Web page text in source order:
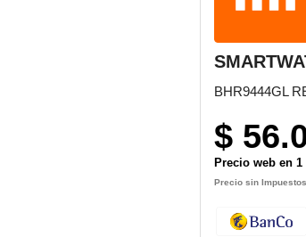
BHR9444GL
$
Precio web en 1
Precio sin